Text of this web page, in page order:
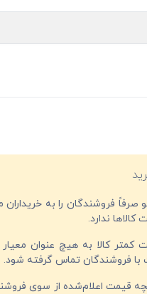
صرفاً فروشندگان را به
کالاها ندارد.
کمتر کالا به هیچ عنوان
با فروشندگان تماس گرفته شود.
قیمت اعلام‌شده از سوی